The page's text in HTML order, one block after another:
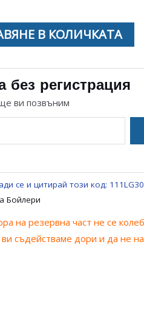
В КОЛИЧКАТА
без регистрация
ви позвъним
се и цитирай този код:
Бойлери
на резервна част не се
съдействаме дори и да не